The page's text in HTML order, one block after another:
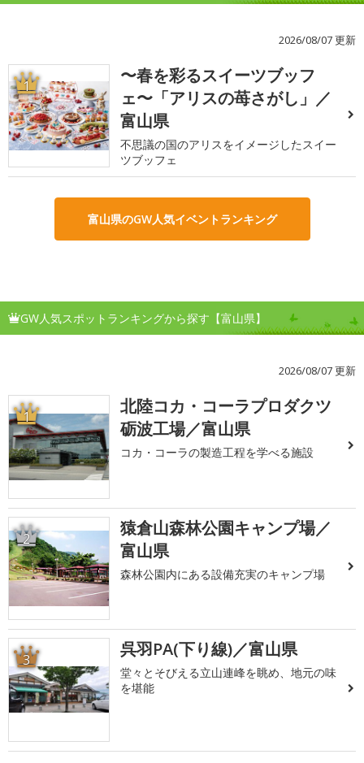
2026/08/07 更新
1
〜春を彩るスイーツブッフ
ェ〜「アリスの苺さがし」／
富山県
不思議の国のアリスをイメージしたスイー
ツブッフェ
富山県のGW人気イベントランキング
GW人気スポットランキングから探す【富山県】
2026/08/07 更新
1
北陸コカ・コーラプロダクツ
砺波工場／富山県
コカ・コーラの製造工程を学べる施設
2
猿倉山森林公園キャンプ場／
富山県
森林公園内にある設備充実のキャンプ場
3 呉羽PA(下り線)／富山県
堂々とそびえる立山連峰を眺め、地元の味
を堪能